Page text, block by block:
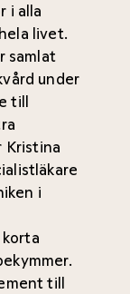
i alla
livet.
samlat
under
till
Kristina
i
.
till